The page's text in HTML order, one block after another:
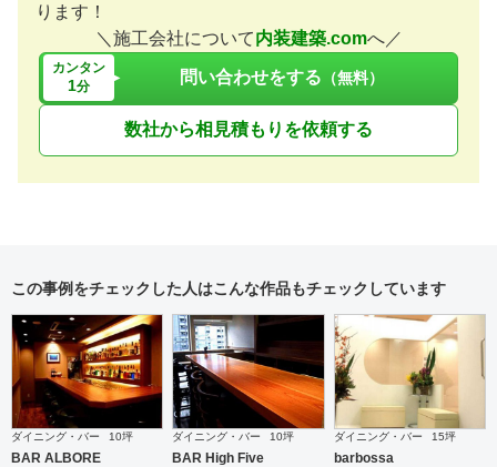
ります！
＼施工会社について内装建築.comへ／
カンタン
1分 問い合わせをする （無料）
数社から相見積もりを依頼する
この事例をチェックした人はこんな作品もチェックしています
ダイニング・バー 10坪
BAR ALBORE
ダイニング・バー 10坪
BAR High Five
ダイニング・バー 15坪
barbossa